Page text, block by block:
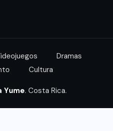
Dramas
Cultura
Yume. Costa Rica.